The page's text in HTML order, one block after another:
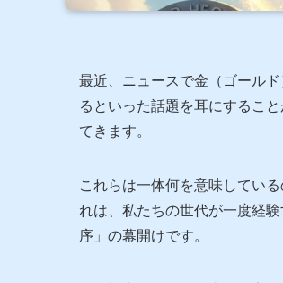
最近、ニュースで金（ゴール
るといった話題を耳にするこ
てきます。
これらは一体何を意味してい
れは、私たちの世代が一度経
序」の幕開けです。